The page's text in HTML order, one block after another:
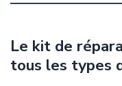
Le kit de
tous les types